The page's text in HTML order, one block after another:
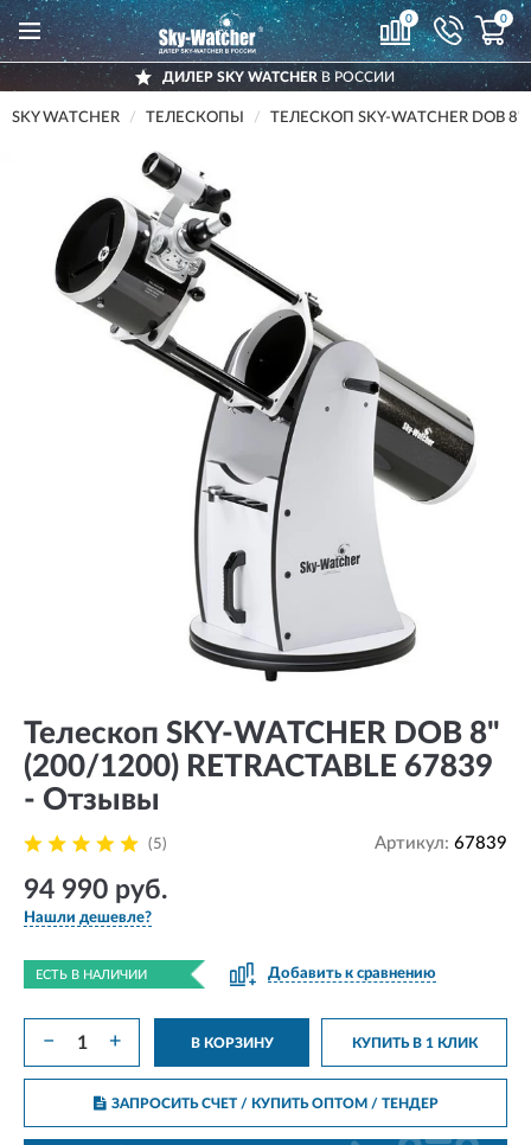
0 0
ДИЛЕР SKY WATCHER В РОССИИ
SKY WATCHER ТЕЛЕСКОПЫ ТЕЛЕСКОП SKY-WATCHER DOB 8"
Телескоп SKY-WATCHER DOB 8"
(200/1200) RETRACTABLE 67839
- Отзывы
(5) Артикул: 67839
94 990 руб.
Нашли дешевле?
ЕСТЬ В НАЛИЧИИ Добавить к сравнению
− + В КОРЗИНУ КУПИТЬ В 1 КЛИК
ЗАПРОСИТЬ СЧЕТ / КУПИТЬ ОПТОМ/ ТЕНДЕР